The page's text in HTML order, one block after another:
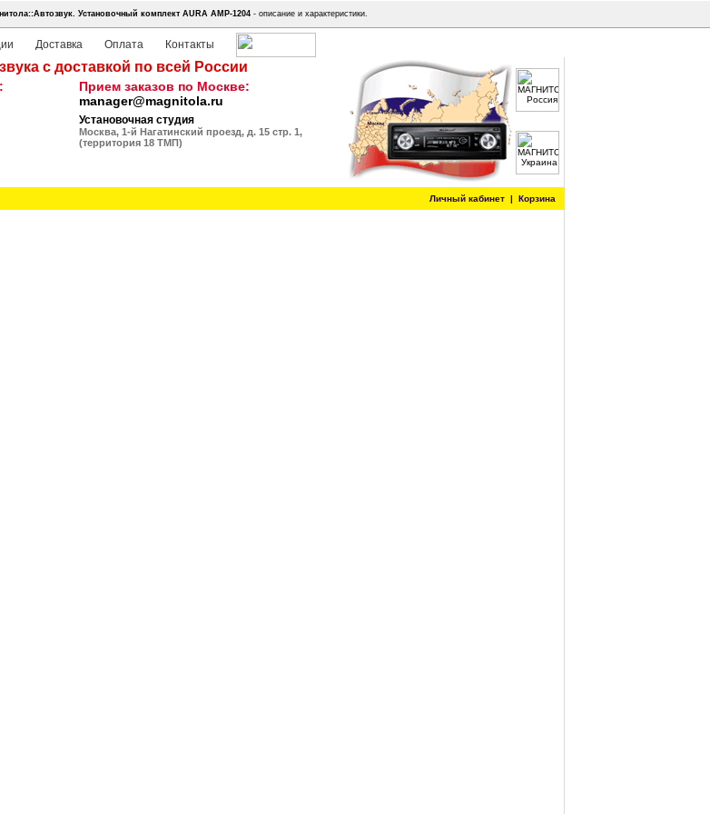
Установочный комплект AURA AMP-1204- описание и характеристики.
Доставка Оплата Контакты
с доставкой по всей России
Прием заказов по Москве:
manager@magnitola.ru
Установочная студия
Москва, 1-й Нагатинский проезд, д. 15 стр. 1,
(территория 18 ТМП)
Личный кабинет | Корзина